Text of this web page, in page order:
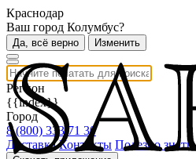
Краснодар
Ваш город Колумбус?
Да, всё верно Изменить
Регион
{{index}}
Город
8 (800) 333 71 30
Доставка Контакты Полезно знать